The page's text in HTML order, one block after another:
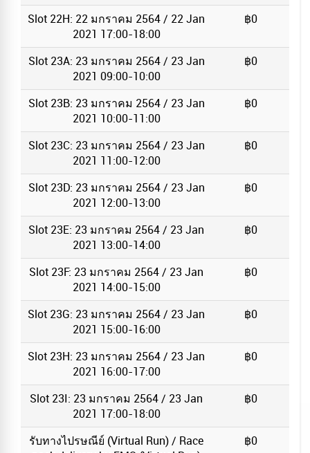
Slot 22H: 22 มกราคม 2564 / 22 Jan
2021 17:00-18:00
฿0
Slot 23A: 23 มกราคม 2564 / 23 Jan
2021 09:00-10:00
฿0
Slot 23B: 23 มกราคม 2564 / 23 Jan
2021 10:00-11:00
฿0
Slot 23C: 23 มกราคม 2564 / 23 Jan
2021 11:00-12:00
฿0
Slot 23D: 23 มกราคม 2564 / 23 Jan
2021 12:00-13:00
฿0
Slot 23E: 23 มกราคม 2564 / 23 Jan
2021 13:00-14:00
฿0
Slot 23F: 23 มกราคม 2564 / 23 Jan
2021 14:00-15:00
฿0
Slot 23G: 23 มกราคม 2564 / 23 Jan
2021 15:00-16:00
฿0
Slot 23H: 23 มกราคม 2564 / 23 Jan
2021 16:00-17:00
฿0
Slot 23I: 23 มกราคม 2564 / 23 Jan
2021 17:00-18:00
฿0
รับทางไปรษณีย์ (Virtual Run) / Race
฿0